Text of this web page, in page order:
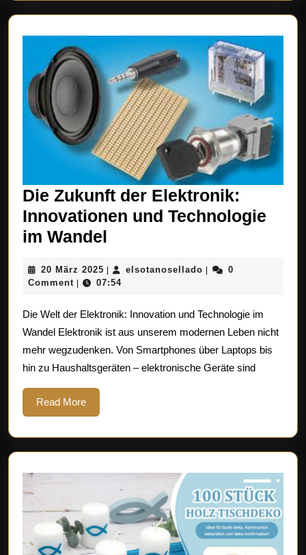
des
Die Zukunft der Elektronik:
Innovationen und Technologie
im Wandel
der
Innovationen
und
Technologie
20 März 2025 20
März
elsotanosellado elsotanosellado
0
Comment
07:54
Die Welt der Elektronik: Innovation und Technologie im
Wandel Elektronik ist aus unserem modernen Leben nicht
mehr wegzudenken. Von Smartphones über Laptops bis
hin zu Haushaltsgeräten – elektronische Geräte sind
Read MoreRead
More